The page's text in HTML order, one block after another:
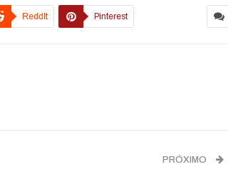
ReddIt Pinterest
PRÓXIMO